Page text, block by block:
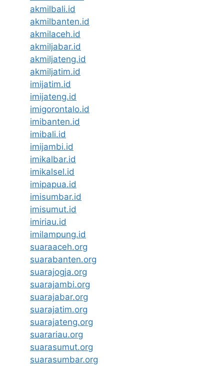
akmilbali.id
akmilbanten.id
akmilaceh.id
akmiljabar.id
akmiljateng.id
akmiljatim.id
imijatim.id
imijateng.id
imigorontalo.id
imibanten.id
imibali.id
imijambi.id
imikalbar.id
imikalsel.id
imipapua.id
imisumbar.id
imisumut.id
imiriau.id
imilampung.id
suaraaceh.org
suarabanten.org
suarajogja.org
suarajambi.org
suarajabar.org
suarajatim.org
suarajateng.org
suarariau.org
suarasumut.org
suarasumbar.org